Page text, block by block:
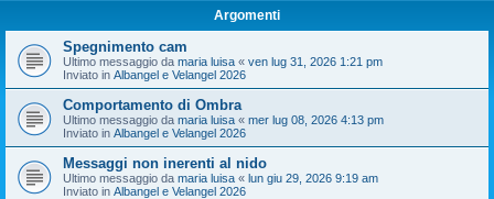
Argomenti
Spegnimento cam
Ultimo messaggio da maria luisa « ven lug 31, 2026 1:21 pm
Inviato in Albangel e Velangel 2026
Comportamento di Ombra
Ultimo messaggio da maria luisa « mer lug 08, 2026 4:13 pm
Inviato in Albangel e Velangel 2026
Messaggi non inerenti al nido
Ultimo messaggio da maria luisa « lun giu 29, 2026 9:19 am
Inviato in Albangel e Velangel 2026